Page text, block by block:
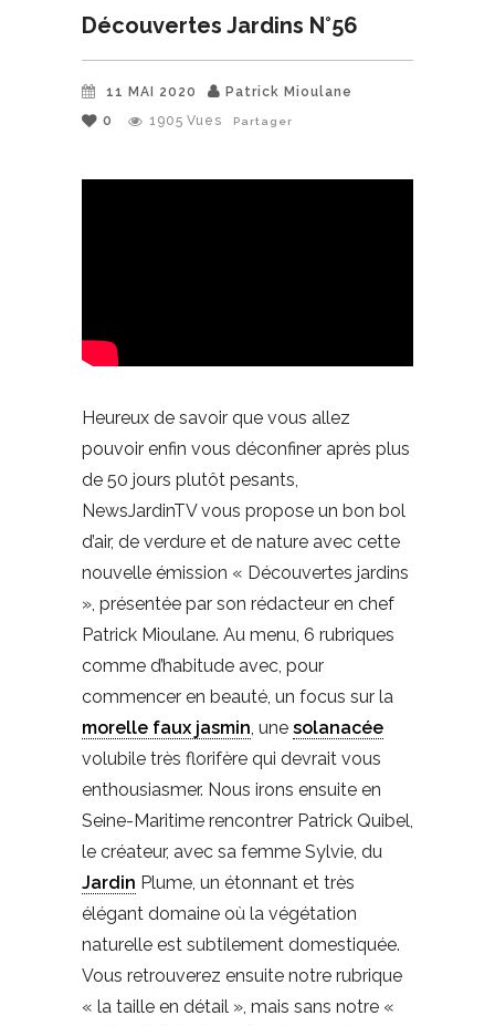
Découvertes Jardins N°56
11 MAI 2020
Patrick Mioulane
0
1905 Vues Partager
Heureux de savoir que vous allez
pouvoir enfin vous déconfiner après plus
de 50 jours plutôt pesants,
NewsJardinTV vous propose un bon bol
d’air, de verdure et de nature avec cette
nouvelle émission « Découvertes jardins
», présentée par son rédacteur en chef
Patrick Mioulane. Au menu, 6 rubriques
comme d’habitude avec, pour
commencer en beauté, un focus sur la
morelle faux jasmin, une solanacée
volubile très florifère qui devrait vous
enthousiasmer. Nous irons ensuite en
Seine-Maritime rencontrer Patrick Quibel,
le créateur, avec sa femme Sylvie, du
Jardin Plume, un étonnant et très
élégant domaine où la végétation
naturelle est subtilement domestiquée.
Vous retrouverez ensuite notre rubrique
« la taille en détail », mais sans notre «